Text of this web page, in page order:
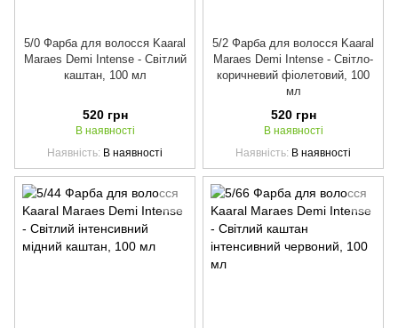
5/0 Фарба для волосся Kaaral
Maraes Demi Intense - Світлий
каштан, 100 мл
520 грн
В наявності
Наявність В наявності
5/2 Фарба для волосся Kaaral
Maraes Demi Intense - Світло-
коричневий фіолетовий, 100
мл
520 грн
В наявності
Наявність В наявності